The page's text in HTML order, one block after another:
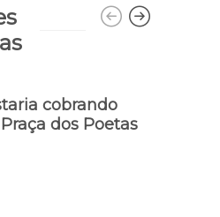
cobrando
dos Poetas